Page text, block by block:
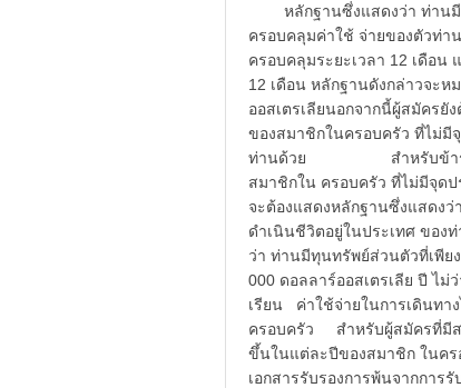
หลักฐานซึ่งแสดงว่า ท่านมีทุ
ครอบคลุมค่าใช้ จ่ายของตัวท่า
ครอบคลุมระยะเวลา 12 เดือน
12 เดือน หลักฐานดังกล่าวจะห
ออสเตรเลียนอกจากนี้ผู้สมัครยั
ของสมาชิกในครอบครัว ที่ไม่มี
ท่านด้วย สำหรับข้าราชกา
สมาชิกใน ครอบครัว ที่ไม่มีจุดป
จะต้องแสดงหลักฐานซึ่งแสดง
ดำเนินชีวิตอยู่ในประเทศ ของ
ว่า ท่านมีทุนทรัพย์ส่วนตัวที่เพี
000 ดอลลาร์ออสเตรเลีย
เรียน ค่าใช้จ่ายในการเดินทา
ครอบครัว สำหรับผู้สมัครที่มีส
ขึ้นในแต่ละปีของสมาชิก ในคร
เอกสารรับรองการพ้นจาก